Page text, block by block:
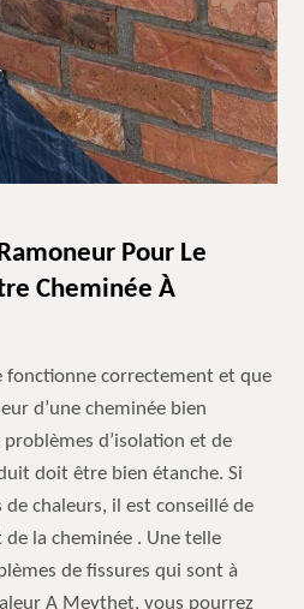
Pour Le
Cheminée À
fonctionne correctement et que
d’une cheminée bien
d’isolation et de
doit être bien étanche. Si
chaleurs, il est conseillé de
la cheminée . Une telle
de fissures qui sont à
A Meythet, vous pourrez